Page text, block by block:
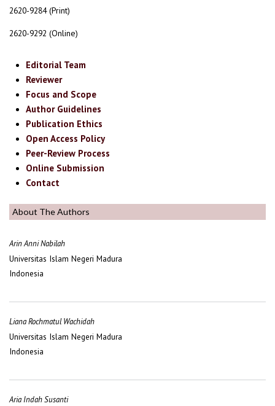
2620-9284 (Print)
2620-9292 (Online)
Editorial Team
Reviewer
Focus and Scope
Author Guidelines
Publication Ethics
Open Access Policy
Peer-Review Process
Online Submission
Contact
About The Authors
Arin Anni Nabilah
Universitas Islam Negeri Madura
Indonesia
Liana Rochmatul Wachidah
Universitas Islam Negeri Madura
Indonesia
Aria Indah Susanti